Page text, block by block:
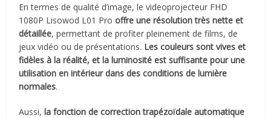
En termes de qualité d’image, le videoprojecteur FHD
1080P Lisowod L01 Prooffre une résolution très nette et
détaillée, permettant de profiter pleinement de films, de
jeux vidéo ou de présentations. Les couleurs sont vives et
fidèles à la réalité, et la luminosité est suffisante pour une
utilisation en intérieur dans des conditions de lumière
normales.
Aussi, la fonction de correction trapézoïdale automatique